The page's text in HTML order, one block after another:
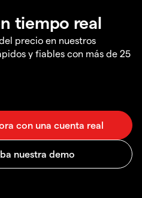
tiempo real
precio en nuestros
y fiables con más de 25